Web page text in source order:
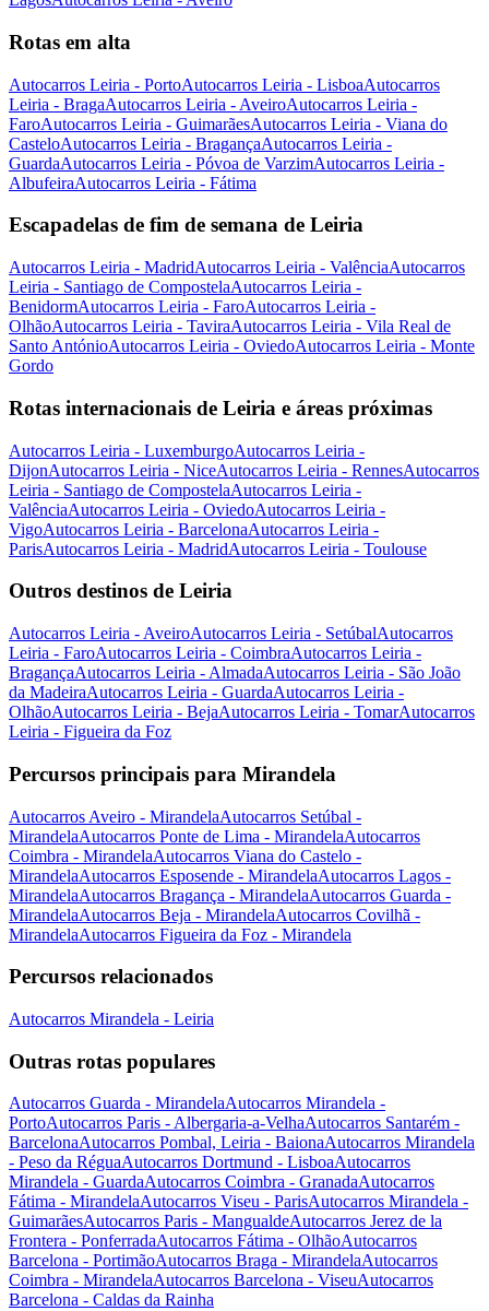
Rotas em alta
Autocarros Leiria - PortoAutocarros Leiria - LisboaAutocarros
Leiria - BragaAutocarros Leiria - AveiroAutocarros Leiria -
FaroAutocarros Leiria - GuimarãesAutocarros Leiria - Viana do
CasteloAutocarros Leiria - BragançaAutocarros Leiria -
GuardaAutocarros Leiria - Póvoa de VarzimAutocarros Leiria -
AlbufeiraAutocarros Leiria - Fátima
Escapadelas de fim de semana de Leiria
Autocarros Leiria - MadridAutocarros Leiria - ValênciaAutocarros
Leiria - Santiago de CompostelaAutocarros Leiria -
BenidormAutocarros Leiria - FaroAutocarros Leiria -
OlhãoAutocarros Leiria - TaviraAutocarros Leiria - Vila Real de
Santo AntónioAutocarros Leiria - OviedoAutocarros Leiria - Monte
Gordo
Rotas internacionais de Leiria e áreas próximas
Autocarros Leiria - LuxemburgoAutocarros Leiria -
DijonAutocarros Leiria - NiceAutocarros Leiria - RennesAutocarros
Leiria - Santiago de CompostelaAutocarros Leiria -
ValênciaAutocarros Leiria - OviedoAutocarros Leiria -
VigoAutocarros Leiria - BarcelonaAutocarros Leiria -
ParisAutocarros Leiria - MadridAutocarros Leiria - Toulouse
Outros destinos de Leiria
Autocarros Leiria - AveiroAutocarros Leiria - SetúbalAutocarros
Leiria - FaroAutocarros Leiria - CoimbraAutocarros Leiria -
BragançaAutocarros Leiria - AlmadaAutocarros Leiria - São João
da MadeiraAutocarros Leiria - GuardaAutocarros Leiria -
OlhãoAutocarros Leiria - BejaAutocarros Leiria - TomarAutocarros
Leiria - Figueira da Foz
Percursos principais para Mirandela
Autocarros Aveiro - MirandelaAutocarros Setúbal -
MirandelaAutocarros Ponte de Lima - MirandelaAutocarros
Coimbra - MirandelaAutocarros Viana do Castelo -
MirandelaAutocarros Esposende - MirandelaAutocarros Lagos -
MirandelaAutocarros Bragança - MirandelaAutocarros Guarda -
MirandelaAutocarros Beja - MirandelaAutocarros Covilhã -
MirandelaAutocarros Figueira da Foz - Mirandela
Percursos relacionados
Autocarros Mirandela - Leiria
Outras rotas populares
Autocarros Guarda - MirandelaAutocarros Mirandela -
PortoAutocarros Paris - Albergaria-a-VelhaAutocarros Santarém -
BarcelonaAutocarros Pombal, Leiria - BaionaAutocarros Mirandela
- Peso da RéguaAutocarros Dortmund - LisboaAutocarros
Mirandela - GuardaAutocarros Coimbra - GranadaAutocarros
Fátima - MirandelaAutocarros Viseu - ParisAutocarros Mirandela -
GuimarãesAutocarros Paris - MangualdeAutocarros Jerez de la
Frontera - PonferradaAutocarros Fátima - OlhãoAutocarros
Barcelona - PortimãoAutocarros Braga - MirandelaAutocarros
Coimbra - MirandelaAutocarros Barcelona - ViseuAutocarros
Barcelona - Caldas da Rainha